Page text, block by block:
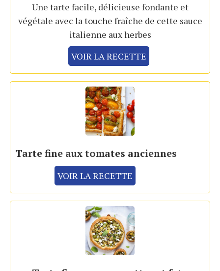
Une tarte facile, délicieuse fondante et
végétale avec la touche fraîche de cette sauce
italienne aux herbes
VOIR LA RECETTE
Tarte fine aux tomates anciennes
VOIR LA RECETTE